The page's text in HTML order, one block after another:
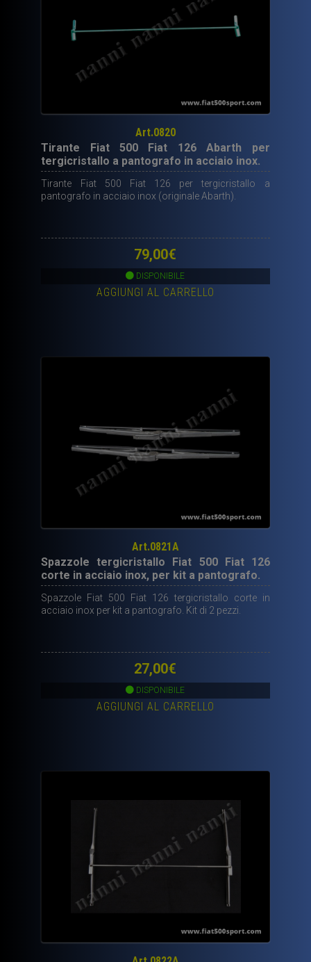
Art.0820
Tirante Fiat 500 Fiat 126 Abarth per
tergicristallo a pantografo in acciaio inox.
Tirante Fiat 500 Fiat 126 per tergicristallo a
pantografo in acciaio inox (originale Abarth).
79,00€
DISPONIBILE
AGGIUNGI AL CARRELLO
Art.0821A
Spazzole tergicristallo Fiat 500 Fiat 126
corte in acciaio inox, per kit a pantografo.
Spazzole Fiat 500 Fiat 126 tergicristallo corte in
acciaio inox per kit a pantografo. Kit di 2 pezzi.
27,00€
DISPONIBILE
AGGIUNGI AL CARRELLO